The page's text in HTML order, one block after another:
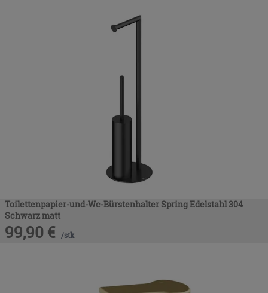
Toilettenpapier-und-Wc-Bürstenhalter Spring Edelstahl 304
Schwarz matt
99,90 € /stk